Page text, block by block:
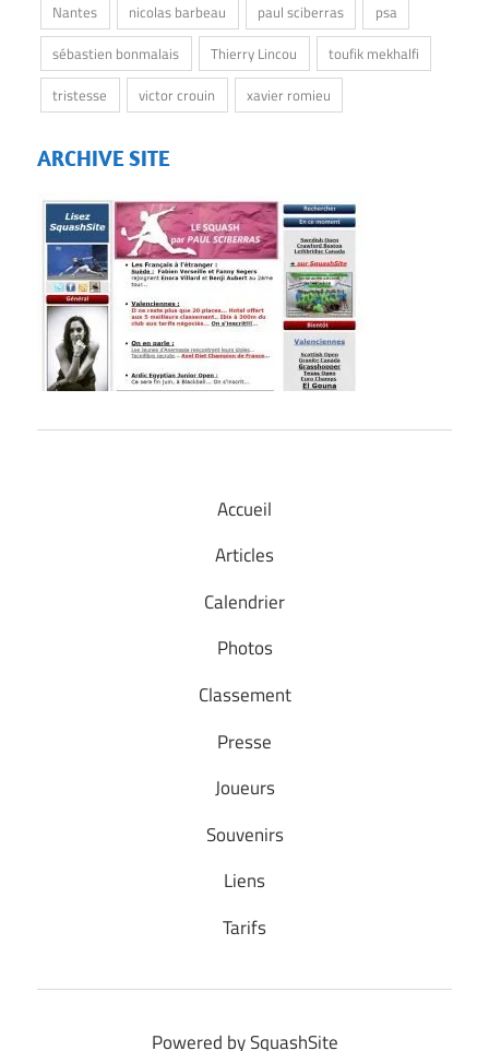
Nantes
nicolas barbeau paul sciberras
psa
sébastien bonmalais
Thierry Lincou
toufik mekhalfi
tristesse
victor crouin xavier romieu
ARCHIVE SITE
Accueil
Articles
Calendrier
Photos
Classement
Presse
Joueurs
Souvenirs
Liens
Tarifs
Powered by SquashSite